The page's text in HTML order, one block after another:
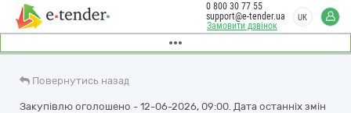
Замовити дзвінок
0 800 30 77 55
support@e-tender.ua
UK
Повернутись назад
Закупівлю оголошено - 12-06-2026, 09:00. Дата останніх змін